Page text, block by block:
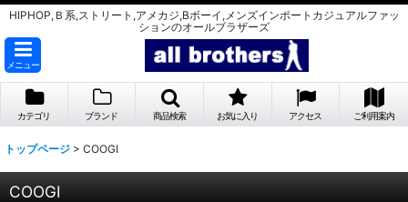
HIPHOP,Ｂ系,ストリート,アメカジ,Bボーイ,メンズインポートカジュアルファッ
ションのオールブラザーズ
メニュー
カテゴリ ブランド 商品検索 お気に入り アクセス ご利用案内
トップページ > COOGI
COOGI